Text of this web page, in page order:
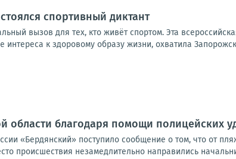
спортивный диктант
вызов для тех, кто живёт спортом. Эта
интереса к здоровому образу жизни, охватила
области благодаря помощи полицейских
«Бердянский» поступило сообщение о том, что от
происшествия незамедлительно направились